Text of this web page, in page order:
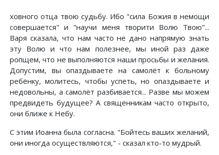
ховного отца твою судьбу. Ибо "сила Божия в немощи
совершается" и "научи меня творити Волю Твою"...
Варя сказала, что нам часто не дано напрямую знать
эту Волю и что нам полезнее, мы иной раз даже
ропщем, что не выполняются наши просьбы и желания.
Допустим, вы опаздываете на самолёт к больному
ребёнку, молитесь, чтобы успеть, но опаздываете и
недовольны, а самолёт разбивается... Разве мы можем
предвидеть будущее? А священникам часто открыто,
они ближе к Небу.
С этим Иоанна была согласна. "Бойтесь ваших желаний,
они иногда осуществляются," - сказал кто-то мудрый.